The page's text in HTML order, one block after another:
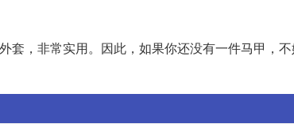
套，非常实用。因此，如果你还没有一件马甲，